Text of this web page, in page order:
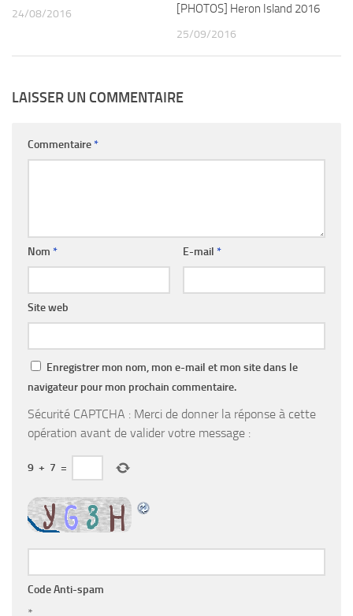
24/08/2016 [PHOTOS] Heron Island 2016
25/09/2016
LAISSER UN COMMENTAIRE
Commentaire*
Nom * E-mail *
Site web
Enregistrer mon nom, mon e-mail et mon site dans le
navigateur pour mon prochain commentaire.
Sécurité CAPTCHA : Merci de donner la réponse à cette
opération avant de valider votre message :
9 + 7 =
Code Anti-spam